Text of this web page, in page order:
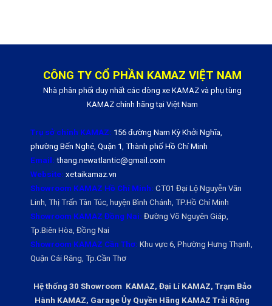
CÔNG TY CỔ PHẦN KAMAZ VIỆT NAM
Nhà phân phối duy nhất các dòng xe KAMAZ và phụ tùng
KAMAZ chính hãng tại Việt Nam
Trụ sở chính KAMAZ: 156 đường Nam Kỳ Khởi Nghĩa,
phường Bến Nghé, Quận 1, Thành phố Hồ Chí Minh
Email: thang.newatlantic@gmail.com
Website: xetaikamaz.vn
Showroom KAMAZ Hồ Chí Minh: CT01 Đại Lộ Nguyễn Văn
Linh, Thị Trấn Tân Túc, huyện Bình Chánh, TP.Hồ Chí Minh
Showroom KAMAZ Đồng Nai: Đường Võ Nguyên Giáp,
Tp.Biên Hòa, Đồng Nai
Showroom KAMAZ Cần Thơ: Khu vực 6, Phường Hưng Thạnh,
Quận Cái Răng, Tp.Cần Thơ
Hệ thống 30 Showroom KAMAZ, Đại Lí KAMAZ, Trạm Bảo
Hành KAMAZ, Garage Ủy Quyền Hãng KAMAZ Trải Rộng